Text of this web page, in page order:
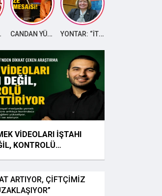
ETTİ CANDAN YÜCEER VATANDAŞLARIN TALEPLERİNİ DİNLEDİ YONTAR: “İTHALAT ARTIYOR, ÇİFTÇİMİZ TOPRAĞINDAN UZAKLAŞIYOR”
VİDEOLARI İŞTAHI
KONTROLÜ
ARTIYOR, ÇİFTÇİMİZ